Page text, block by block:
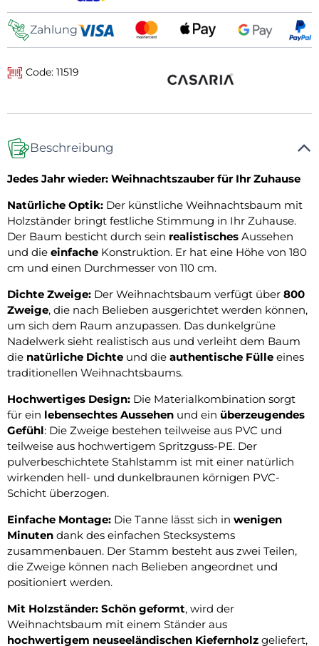
Zahlung
Code: 11519
Beschreibung
Jedes Jahr wieder: Weihnachtszauber für Ihr Zuhause
Natürliche Optik: Der künstliche Weihnachtsbaum mit
Holzständer bringt festliche Stimmung in Ihr Zuhause.
Der Baum besticht durch sein realistisches Aussehen
und die einfache Konstruktion. Er hat eine Höhe von 180
cm und einen Durchmesser von 110 cm.
Dichte Zweige: Der Weihnachtsbaum verfügt über 800
Zweige, die nach Belieben ausgerichtet werden können,
um sich dem Raum anzupassen. Das dunkelgrüne
Nadelwerk sieht realistisch aus und verleiht dem Baum
die natürliche Dichte und die authentische Fülle eines
traditionellen Weihnachtsbaums.
Hochwertiges Design: Die Materialkombination sorgt
für ein lebensechtes Aussehen und ein überzeugendes
Gefühl: Die Zweige bestehen teilweise aus PVC und
teilweise aus hochwertigem Spritzguss-PE. Der
pulverbeschichtete Stahlstamm ist mit einer natürlich
wirkenden hell- und dunkelbraunen körnigen PVC-
Schicht überzogen.
Einfache Montage: Die Tanne lässt sich in wenigen
Minuten dank des einfachen Stecksystems
zusammenbauen. Der Stamm besteht aus zwei Teilen,
die Zweige können nach Belieben angeordnet und
positioniert werden.
Mit Holzständer: Schön geformt, wird der
Weihnachtsbaum mit einem Ständer aus
hochwertigem neuseeländischen Kiefernholz geliefert,